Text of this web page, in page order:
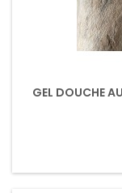
GEL DOUCHE